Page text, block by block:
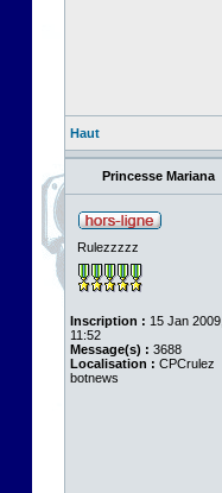
Haut
Princesse Mariana
Rulezzzzz
Inscription : 15 Jan 2009,
11:52
Message(s) : 3688
Localisation : CPCrulez
botnews